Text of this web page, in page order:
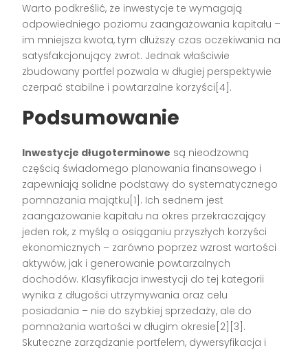
Warto podkreślić, że inwestycje te wymagają
odpowiedniego poziomu zaangażowania kapitału –
im mniejsza kwota, tym dłuższy czas oczekiwania na
satysfakcjonujący zwrot. Jednak właściwie
zbudowany portfel pozwala w długiej perspektywie
czerpać stabilne i powtarzalne korzyści[4].
Podsumowanie
Inwestycje długoterminowe są nieodzowną
częścią świadomego planowania finansowego i
zapewniają solidne podstawy do systematycznego
pomnażania majątku[1]. Ich sednem jest
zaangażowanie kapitału na okres przekraczający
jeden rok, z myślą o osiąganiu przyszłych korzyści
ekonomicznych – zarówno poprzez wzrost wartości
aktywów, jak i generowanie powtarzalnych
dochodów. Klasyfikacja inwestycji do tej kategorii
wynika z długości utrzymywania oraz celu
posiadania – nie do szybkiej sprzedaży, ale do
pomnażania wartości w długim okresie[2][3].
Skuteczne zarządzanie portfelem, dywersyfikacja i